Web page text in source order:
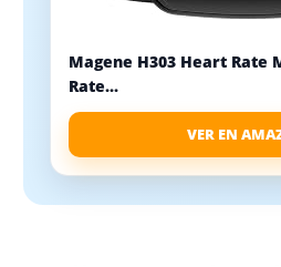
Magene H303 Heart Rate
Rate...
VER EN